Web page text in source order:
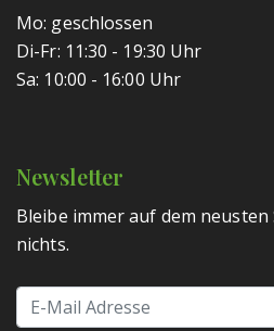
Mo: geschlossen
Di-Fr: 11:30 - 19:30 Uhr
Sa: 10:00 - 16:00 Uhr
Newsletter
Bleibe immer auf dem neusten
nichts.